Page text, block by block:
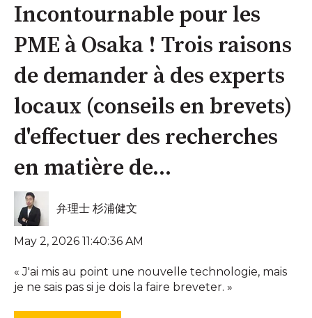
Incontournable pour les
PME à Osaka ! Trois raisons
de demander à des experts
locaux (conseils en brevets)
d'effectuer des recherches
en matière de...
弁理士 杉浦健文
May 2, 2026 11:40:36 AM
« J'ai mis au point une nouvelle technologie, mais
je ne sais pas si je dois la faire breveter. »